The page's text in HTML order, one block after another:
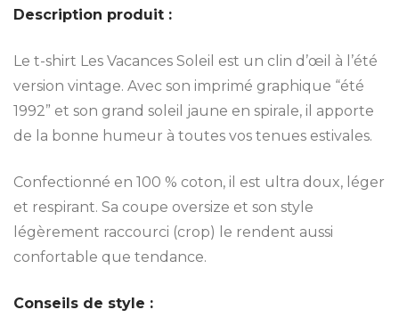
Description produit :
Le t-shirt Les Vacances Soleil est un clin d’œil à l’été
version vintage. Avec son imprimé graphique “été
1992” et son grand soleil jaune en spirale, il apporte
de la bonne humeur à toutes vos tenues estivales.
Confectionné en 100 % coton, il est ultra doux, léger
et respirant. Sa coupe oversize et son style
légèrement raccourci (crop) le rendent aussi
confortable que tendance.
Conseils de style :